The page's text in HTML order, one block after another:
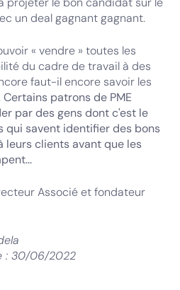
un deal gagnant gagnant.
« vendre » toutes les
du cadre de travail à des
faut-il encore savoir les
Certains patrons de PME
par des gens dont c'est le
qui savent identifier des bons
leurs clients avant que les
Associé et fondateur
: 30/06/2022